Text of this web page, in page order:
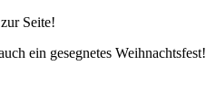
Seite!
ein gesegnetes Weihnachtsfest!